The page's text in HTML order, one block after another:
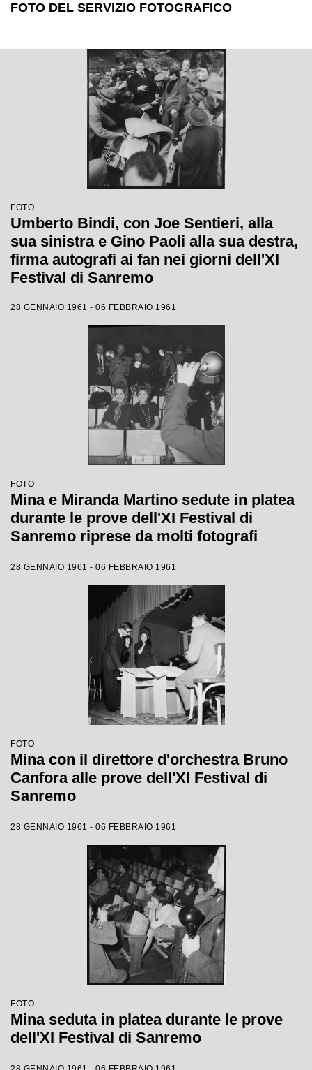
FOTO DEL SERVIZIO FOTOGRAFICO
FOTO
Umberto Bindi, con Joe Sentieri, alla
sua sinistra e Gino Paoli alla sua destra,
firma autografi ai fan nei giorni dell'XI
Festival di Sanremo
28 GENNAIO 1961 - 06 FEBBRAIO 1961
FOTO
Mina e Miranda Martino sedute in platea
durante le prove dell'XI Festival di
Sanremo riprese da molti fotografi
28 GENNAIO 1961 - 06 FEBBRAIO 1961
FOTO
Mina con il direttore d'orchestra Bruno
Canfora alle prove dell'XI Festival di
Sanremo
28 GENNAIO 1961 - 06 FEBBRAIO 1961
FOTO
Mina seduta in platea durante le prove
dell'XI Festival di Sanremo